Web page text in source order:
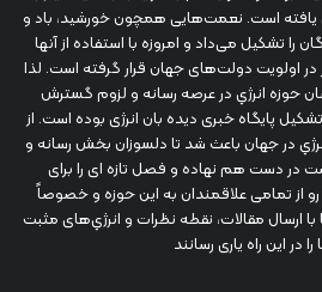
است. نعمت‌هایی همچون خورشید، باد و
را تشکیل می‌داد و امروزه با استفاده از آنها
در اولویت دولت‌های جهان قرار گرفته است. لذا
انرژي در عرصه رسانه و لزوم گسترش
پایگاه خبری دیده بان انرژی بوده است. از
در جهان باعث شد تا دلسوزان بخش رسانه و
در دست هم نهاده و فصل تازه ای را برای
رو از تمامی علاقمندان به این حوزه و خصوصاً
ارسال مقالات، نقطه نظرات و انرژي‌های مثبت
در این راه یاری رسانند